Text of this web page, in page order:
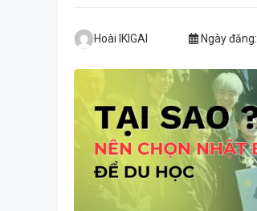
Hoài IKIGAI Ngày